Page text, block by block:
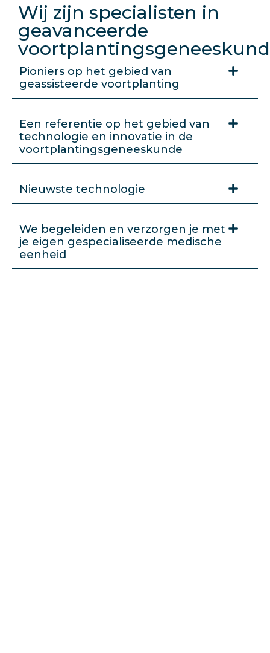
Wij zijn specialisten in
geavanceerde
Pioniers op het gebied van
geassisteerde voortplanting
Een referentie op het gebied van
technologie en innovatie in de
voortplantingsgeneeskunde
Nieuwste technologie
We begeleiden en verzorgen je met
je eigen gespecialiseerde medische
eenheid